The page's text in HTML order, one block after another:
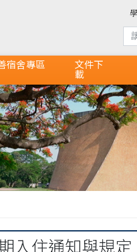
宿舍專區
文件下
載
入住通知與規定